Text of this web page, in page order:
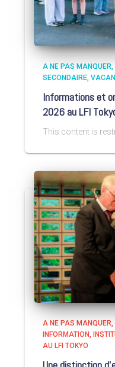
A NE PAS MANQUER
SECONDAIRE
Informations et
2026 au LFI
This content is
A NE PAS MANQUER
INFORMATION
AU LFI TOKYO